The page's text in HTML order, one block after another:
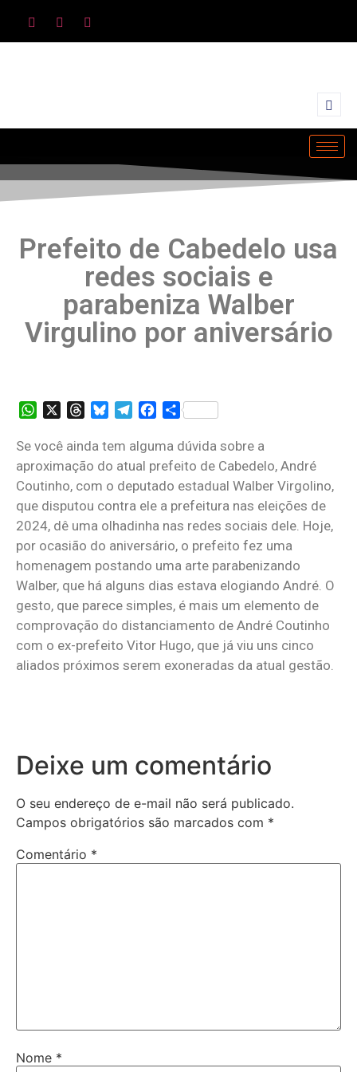
Prefeito de Cabedelo usa
redes sociais e
parabeniza Walber
Virgulino por aniversário
WhatsAppThreadsBlueskyTelegramFacebook
Share
Se você ainda tem alguma dúvida sobre a
aproximação do atual prefeito de Cabedelo, André
Coutinho, com o deputado estadual Walber Virgolino,
que disputou contra ele a prefeitura nas eleições de
2024, dê uma olhadinha nas redes sociais dele. Hoje,
por ocasião do aniversário, o prefeito fez uma
homenagem postando uma arte parabenizando
Walber, que há alguns dias estava elogiando André. O
gesto, que parece simples, é mais um elemento de
comprovação do distanciamento de André Coutinho
com o ex-prefeito Vitor Hugo, que já viu uns cinco
aliados próximos serem exoneradas da atual gestão.
Deixe um comentário
O seu endereço de e-mail não será publicado.
Campos obrigatórios são marcados com *
Comentário *
Nome *